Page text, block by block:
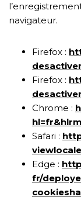
navigateur.
Firefox :
Firefox :
Chrome :
Safari :
Edge :
fr/